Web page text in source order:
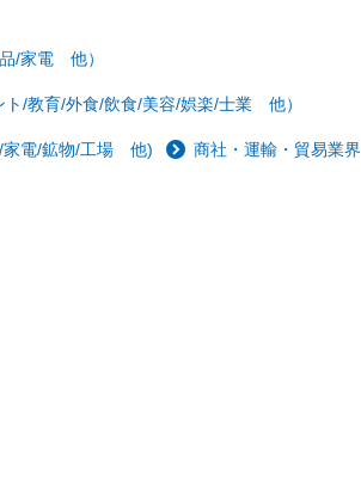
/家電 他）
/教育/外食/飲食/美容/娯楽/士業 他）
/家電/鉱物/工場 他) 商社・運輸・貿易業界